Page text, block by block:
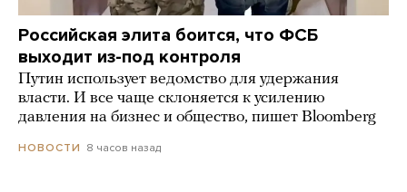
Российская элита боится, что ФСБ
выходит из-под контроля
Путин использует ведомство для удержания
власти. И все чаще склоняется к усилению
давления на бизнес и общество, пишет Bloomberg
НОВОСТИ 8 часов назад